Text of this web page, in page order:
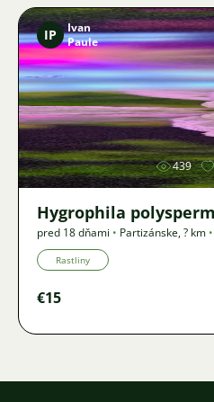
IP
Ivan
Paule
439
Hygrophila
pred 18 dňami • Partizánske,? km •
Rastliny
€15